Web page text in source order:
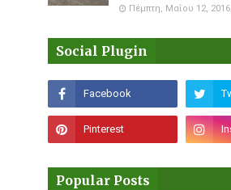
Πέμπτη, Μαΐου 12, 2016
Social Plugin
Popular Posts